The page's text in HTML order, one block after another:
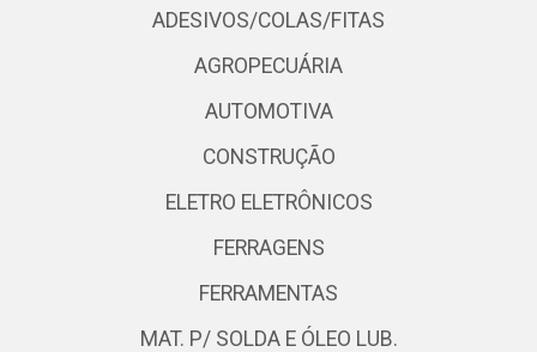
ADESIVOS/COLAS/FITAS
AGROPECUÁRIA
AUTOMOTIVA
CONSTRUÇÃO
ELETRO ELETRÔNICOS
FERRAGENS
FERRAMENTAS
MAT. P/ SOLDA E ÓLEO LUB.